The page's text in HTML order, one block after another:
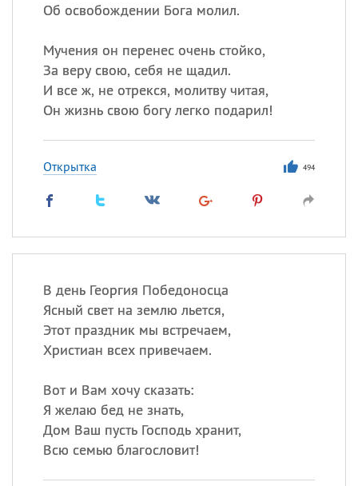
Об освобождении Бога молил.
Мучения он перенес очень стойко,
За веру свою, себя не щадил.
И все ж, не отрекся, молитву читая,
Он жизнь свою богу легко подарил!
Открытка 494
В день Георгия Победоносца
Ясный свет на землю льется,
Этот праздник мы встречаем,
Христиан всех привечаем.
Вот и Вам хочу сказать:
Я желаю бед не знать,
Дом Ваш пусть Господь хранит,
Всю семью благословит!